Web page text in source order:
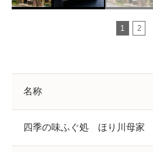
1 2
名称
四季の味ふぐ処 ほり川母家